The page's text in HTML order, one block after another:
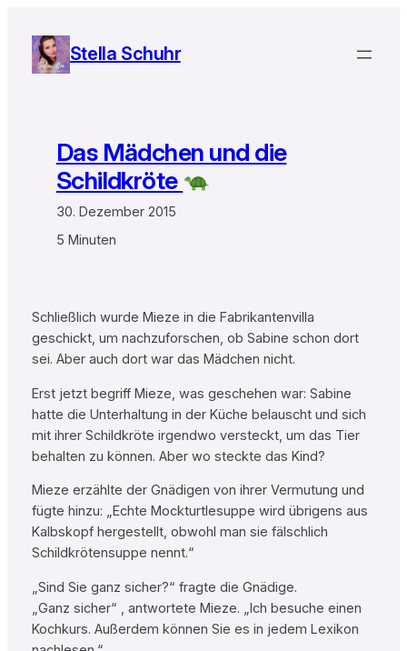
Inhalt
springen
Stella Schuhr
Das Mädchen und die
Schildkröte
30. Dezember 2015
5 Minuten
Schließlich wurde Mieze in die Fabrikantenvilla
geschickt, um nachzuforschen, ob Sabine schon dort
sei. Aber auch dort war das Mädchen nicht.
Erst jetzt begriff Mieze, was geschehen war: Sabine
hatte die Unterhaltung in der Küche belauscht und sich
mit ihrer Schildkröte irgendwo versteckt, um das Tier
behalten zu können. Aber wo steckte das Kind?
Mieze erzählte der Gnädigen von ihrer Vermutung und
fügte hinzu: „Echte Mockturtlesuppe wird übrigens aus
Kalbskopf hergestellt, obwohl man sie fälschlich
Schildkrötensuppe nennt.“
„Sind Sie ganz sicher?“ fragte die Gnädige.
„Ganz sicher“ , antwortete Mieze. „Ich besuche einen
Kochkurs. Außerdem können Sie es in jedem Lexikon